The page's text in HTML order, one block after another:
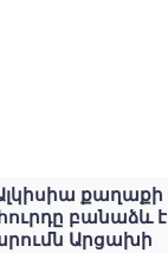
քաղաքի
բանաձև է
Արցախի